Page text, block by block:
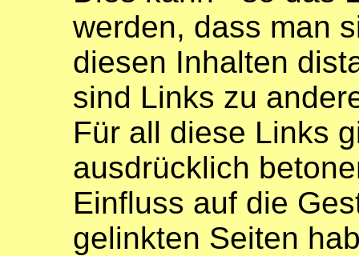
werden, dass man
diesen Inhalten
sind Links zu
Für all diese Links
ausdrücklich
Einfluss auf die
gelinkten Seiten